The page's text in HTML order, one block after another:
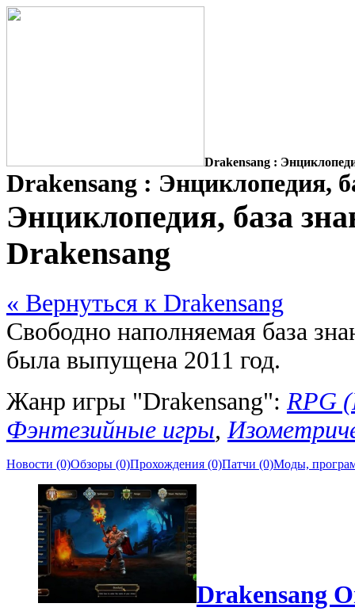
Drakensang :
Drakensang : Энциклопедия,
Энциклопедия, база
Drakensang
« Вернуться к Drakensang
Свободно наполняемая база
была выпущена 2011 год.
Жанр игры "Drakensang": RPG
Фэнтезийные игры,
Новости (0)Обзоры (0)Прохождения (0)Патчи (0)Моды,
Drakensang